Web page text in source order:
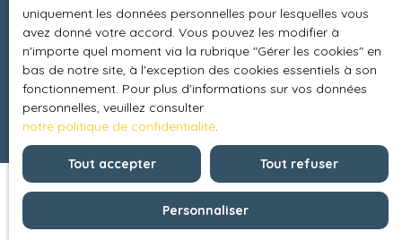
Politique de confidentialité
Plan du site
Gérer les cookies
Propulsé par
uniquement les données personnelles pour lesquelles vous
avez donné votre accord. Vous pouvez les modifier à
n'importe quel moment via la rubrique ″Gérer les cookies″ en
bas de notre site, à l'exception des cookies essentiels à son
fonctionnement. Pour plus d'informations sur vos données
personnelles, veuillez consulter
notre politique de confidentialité.
Tout accepter Tout refuser
Personnaliser